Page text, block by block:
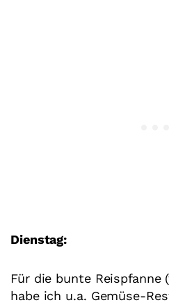
Dienstag:
Für die bunte Reispfanne
habe ich u.a. Gemüse-